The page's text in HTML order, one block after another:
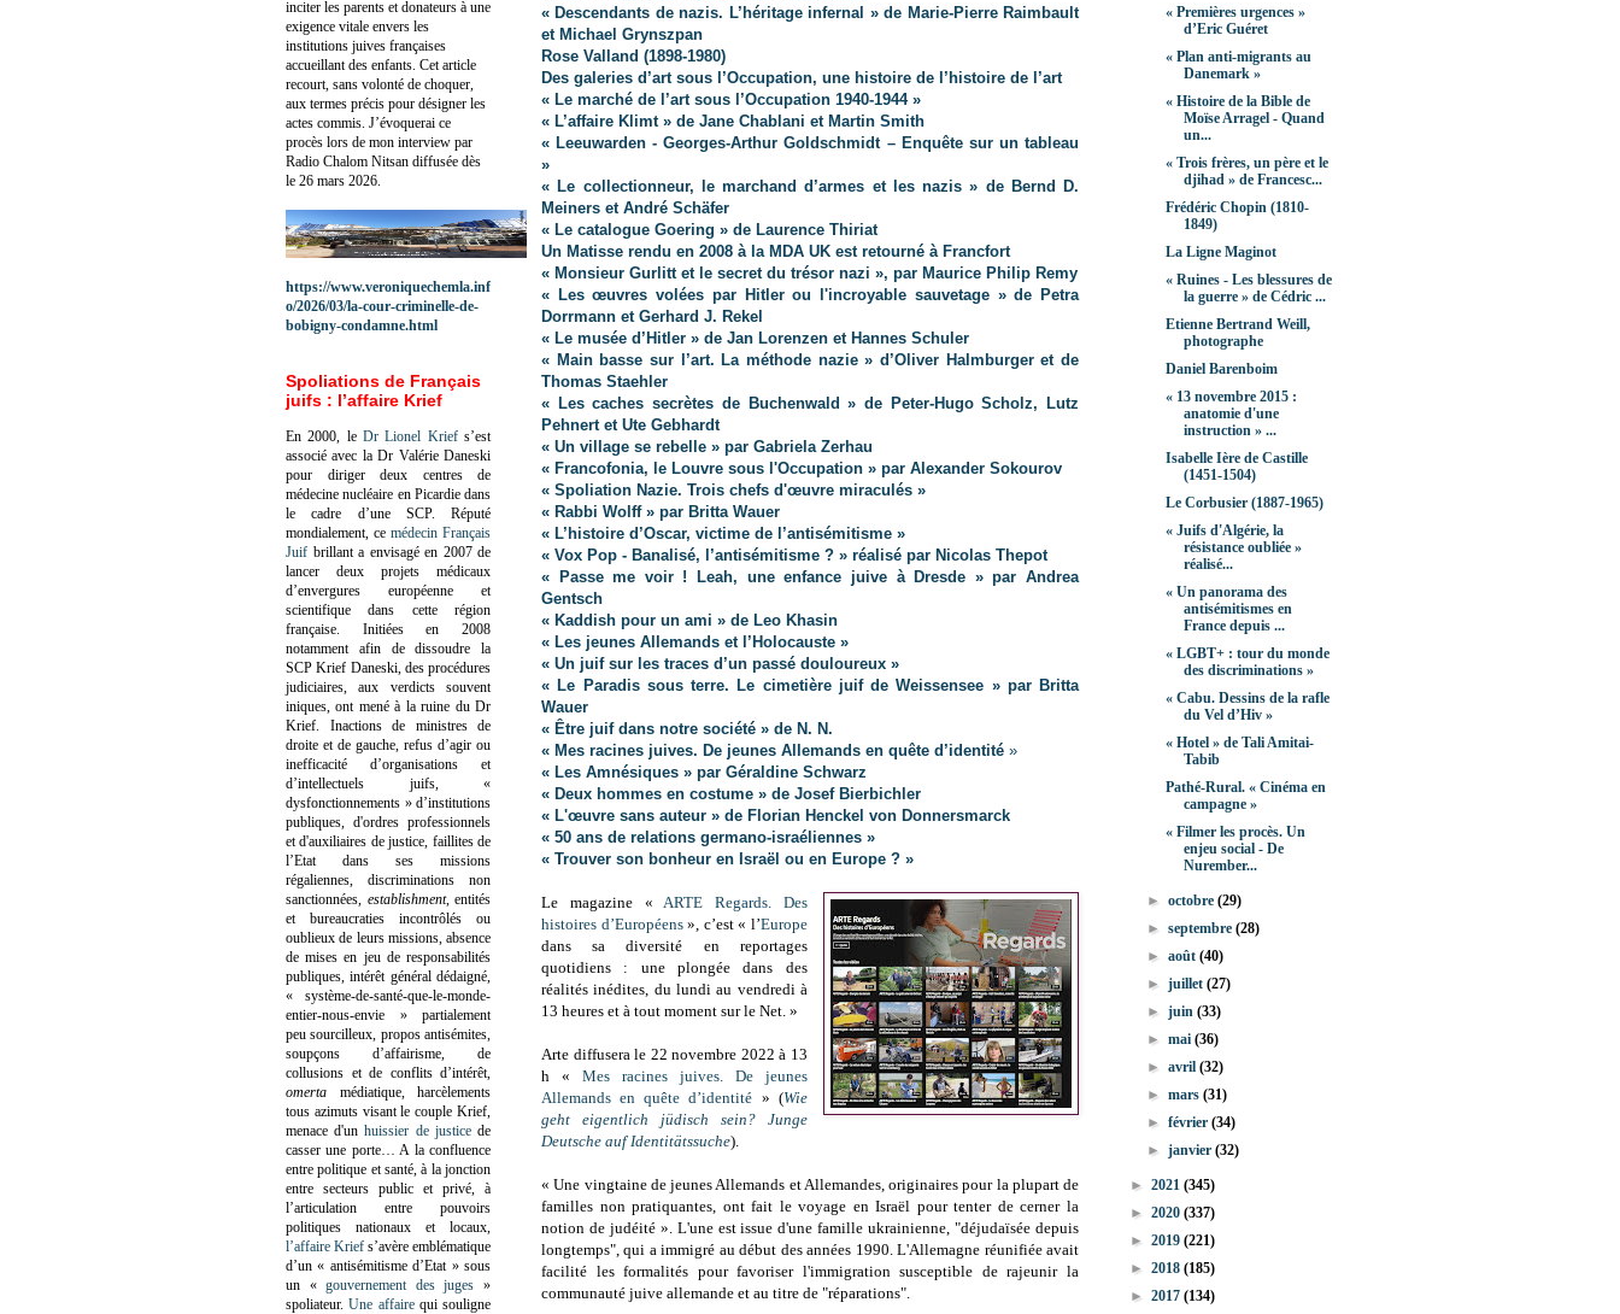
« Descendants de nazis. L’héritage infernal » de Marie-Pierre Raimbault
et Michael Grynszpan
Rose Valland (1898-1980)
Des galeries d’art sous l’Occupation, une histoire de l’histoire de l’art
« Le marché de l’art sous l’Occupation 1940-1944 »
« L’affaire Klimt » de Jane Chablani et Martin Smith
« Leeuwarden - Georges-Arthur Goldschmidt – Enquête sur un tableau
»
« Le collectionneur, le marchand d’armes et les nazis » de Bernd D.
Meiners et André Schäfer
« Le catalogue Goering » de Laurence Thiriat
Un Matisse rendu en 2008 à la MDA UK est retourné à Francfort
« Monsieur Gurlitt et le secret du trésor nazi », par Maurice Philip Remy
« Les œuvres volées par Hitler ou l'incroyable sauvetage » de Petra
Dorrmann et Gerhard J. Rekel
« Le musée d’Hitler » de Jan Lorenzen et Hannes Schuler
« Main basse sur l’art. La méthode nazie » d’Oliver Halmburger et de
Thomas Staehler
« Les caches secrètes de Buchenwald » de Peter-Hugo Scholz, Lutz
Pehnert et Ute Gebhardt
« Un village se rebelle » par Gabriela Zerhau
« Francofonia, le Louvre sous l'Occupation » par Alexander Sokourov
« Spoliation Nazie. Trois chefs d'œuvre miraculés »
« Rabbi Wolff » par Britta Wauer
« L’histoire d’Oscar, victime de l’antisémitisme »
« Vox Pop - Banalisé, l’antisémitisme ? » réalisé par Nicolas Thepot
« Passe me voir ! Leah, une enfance juive à Dresde » par Andrea
Gentsch
« Kaddish pour un ami » de Leo Khasin
« Les jeunes Allemands et l’Holocauste »
« Un juif sur les traces d’un passé douloureux »
« Le Paradis sous terre. Le cimetière juif de Weissensee » par Britta
Wauer
« Être juif dans notre société » de N. N.
« Mes racines juives. De jeunes Allemands en quête d’identité »
« Les Amnésiques » par Géraldine Schwarz
« Deux hommes en costume » de Josef Bierbichler
« L'œuvre sans auteur » de Florian Henckel von Donnersmarck
« 50 ans de relations germano-israéliennes »
« Trouver son bonheur en Israël ou en Europe ? »
Le magazine «ARTE Regards. Des
histoires d’Européens», c’est « l’Europe
dans sa diversité en reportages
quotidiens : une plongée dans des
réalités inédites, du lundi au vendredi à
13 heures et à tout moment sur le Net. »
Arte diffusera le 22 novembre 2022 à 13
h « Mes racines juives. De jeunes
Allemands en quête d’identité » (Wie
geht eigentlich jüdisch sein? Junge
Deutsche auf Identitätssuche).
« Une vingtaine de jeunes Allemands et Allemandes, originaires pour la plupart de
familles non pratiquantes, ont fait le voyage en Israël pour tenter de cerner la
notion de judéité ». L'une est issue d'une famille ukrainienne, "déjudaïsée depuis
longtemps", qui a immigré au début des années 1990. L'Allemagne réunifiée avait
facilité les formalités pour favoriser l'immigration susceptible de rajeunir la
communauté juive allemande et au titre de "réparations".
inciter les parents et donateurs à une
exigence vitale envers les
institutions juives françaises
accueillant des enfants. Cet article
recourt, sans volonté de choquer,
aux termes précis pour désigner les
actes commis. J’évoquerai ce
procès lors de mon interview par
Radio Chalom Nitsan diffusée dès
le 26 mars 2026.
https://www.veroniquechemla.inf
o/2026/03/la-cour-criminelle-de-
bobigny-condamne.html
Spoliations de Français
juifs : l’affaire Krief
En 2000, le Dr Lionel Kriefs’est
associé avec la Dr Valérie Daneski
pour diriger deux centres de
médecine nucléaire en Picardie dans
le cadre d’une SCP. Réputé
mondialement, ce médecin Français
Juif brillant a envisagé en 2007 de
lancer deux projets médicaux
d’envergures européenne et
scientifique dans cette région
française. Initiées en 2008
notamment afin de dissoudre la
SCP Krief Daneski, des procédures
judiciaires, aux verdicts souvent
iniques, ont mené à la ruine du Dr
Krief. Inactions de ministres de
droite et de gauche, refus d’agir ou
inefficacité d’organisations et
d’intellectuels juifs, «
dysfonctionnements » d’institutions
publiques, d'ordres professionnels
et d'auxiliaires de justice, faillites de
l’Etat dans ses missions
régaliennes, discriminations non
sanctionnées, establishment, entités
et bureaucraties incontrôlés ou
oublieux de leurs missions, absence
de mises en jeu de responsabilités
publiques, intérêt général dédaigné,
« système-de-santé-que-le-monde-
entier-nous-envie » partialement
peu sourcilleux, propos antisémites,
soupçons d’affairisme, de
collusions et de conflits d’intérêt,
omerta médiatique, harcèlements
tous azimuts visant le couple Krief,
menace d'unhuissier de justicede
casser une porte… A la confluence
entre politique et santé, à la jonction
entre secteurs public et privé, à
l’articulation entre pouvoirs
politiques nationaux et locaux,
l’affaire Krief s’avère emblématique
d’un « antisémitisme d’Etat » sous
un «gouvernement des juges »
spoliateur.Une affairequi souligne
« Premières urgences »
d’Eric Guéret
« Plan anti-migrants au
Danemark »
« Histoire de la Bible de
Moïse Arragel - Quand
un...
« Trois frères, un père et le
djihad » de Francesc...
Frédéric Chopin (1810-
1849)
La Ligne Maginot
« Ruines - Les blessures de
la guerre » de Cédric ...
Etienne Bertrand Weill,
photographe
Daniel Barenboim
« 13 novembre 2015 :
anatomie d'une
instruction » ...
Isabelle Ière de Castille
(1451-1504)
Le Corbusier (1887-1965)
« Juifs d'Algérie, la
résistance oubliée »
réalisé...
« Un panorama des
antisémitismes en
France depuis ...
« LGBT+ : tour du monde
des discriminations »
« Cabu. Dessins de la rafle
du Vel d’Hiv »
« Hotel » de Tali Amitai-
Tabib
Pathé-Rural. « Cinéma en
campagne »
« Filmer les procès. Un
enjeu social - De
Nurember...
►octobre(29)
►septembre(28)
►août(40)
►juillet(27)
►juin(33)
►mai(36)
►avril(32)
►mars(31)
►février(34)
►janvier(32)
► 2021 (345)
► 2020 (337)
► 2019 (221)
► 2018 (185)
► 2017 (134)